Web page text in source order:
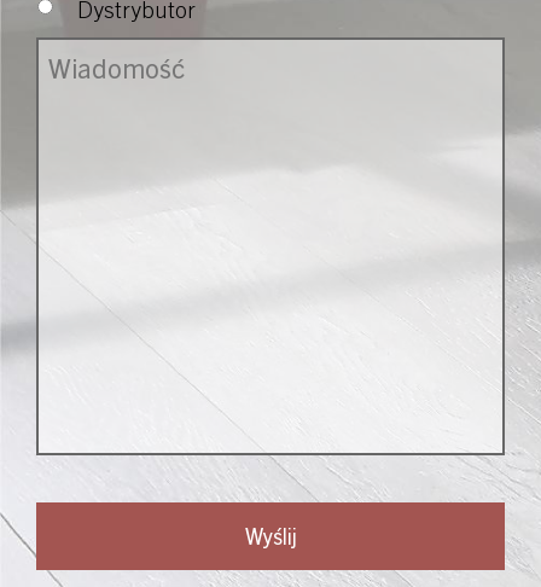
Dystrybutor
Message *